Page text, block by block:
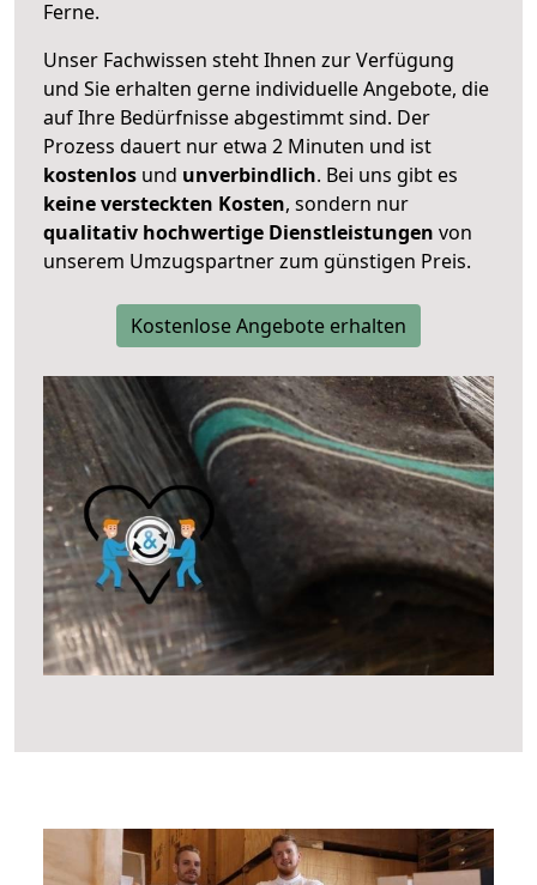
Ferne.
Unser Fachwissen steht Ihnen zur Verfügung
und Sie erhalten gerne individuelle Angebote, die
auf Ihre Bedürfnisse abgestimmt sind. Der
Prozess dauert nur etwa 2 Minuten und ist
kostenlos und unverbindlich. Bei uns gibt es
keine versteckten Kosten, sondern nur
qualitativ hochwertige Dienstleistungen von
unserem Umzugspartner zum günstigen Preis.
Kostenlose Angebote erhalten